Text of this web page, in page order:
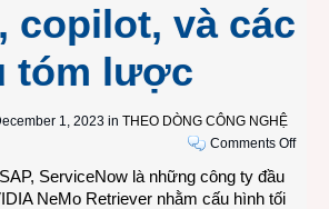
copilot, và các
tóm lược
1, 2023 in THEO DÒNG CÔNG NGHỆ
Comments Offon
ServiceNow là những công ty đầu
NeMo Retriever nhằm cấu hình tối